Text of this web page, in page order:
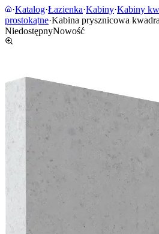
·Katalog·Łazienka·Kabiny·Kabiny
prostokątne·Kabina prysznicowa
NiedostępnyNowość